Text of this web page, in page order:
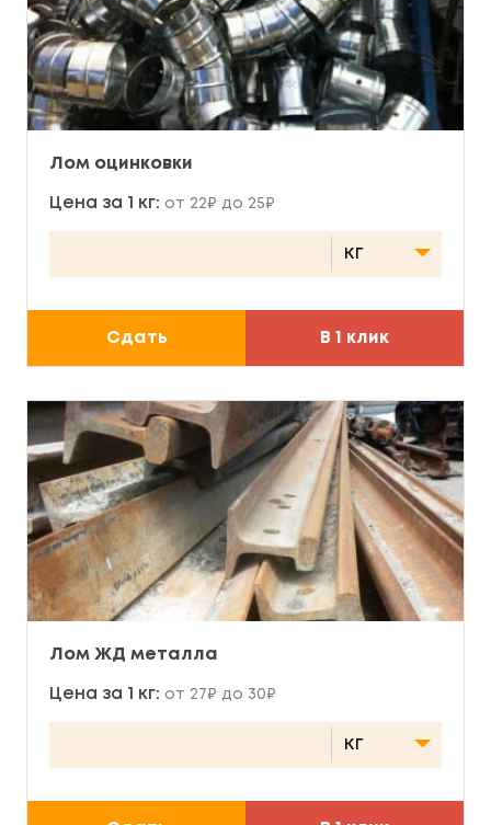
Лом оцинковки
Цена за 1 кг: от 22₽ до 25₽
Сдать В 1 клик
Лом ЖД металла
Цена за 1 кг: от 27₽ до 30₽